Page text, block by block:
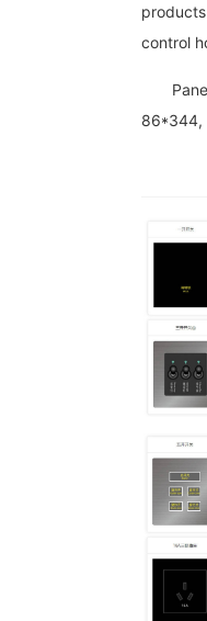
control
Panel
86*344,